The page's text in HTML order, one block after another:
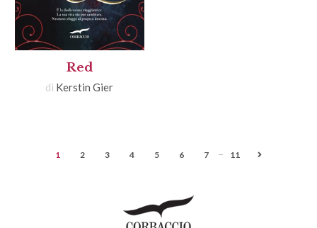
Red
di Kerstin Gier
1 2 3 4 5 6 7 11